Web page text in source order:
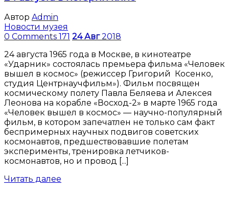
Автор Admin
Новости музея
0 Comments 171 24 Авг2018
24 августа 1965 года в Москве, в кинотеатре
«Ударник» состоялась премьера фильма «Человек
вышел в космос» (режиссер Григорий Косенко,
студия Центрнаучфильм»). Фильм посвящен
космическому полету Павла Беляева и Алексея
Леонова на корабле «Восход-2» в марте 1965 года
«Человек вышел в космос» — научно-популярный
фильм, в котором запечатлен не только сам факт
беспримерных научных подвигов советских
космонавтов, предшествовавшие полетам
эксперименты, тренировка летчиков-
космонавтов, но и провод [...]
Читать далее